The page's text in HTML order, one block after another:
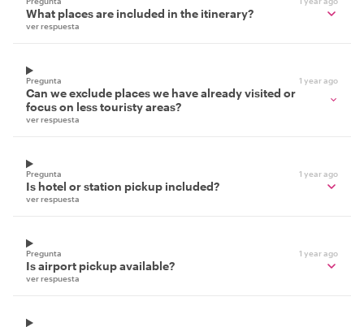
What places are included in the itinerary?
ver respuesta
Pregunta 1 year ago
Can we exclude places we have already visited or
focus on less touristy areas?
ver respuesta
Pregunta 1 year ago
Is hotel or station pickup included?
ver respuesta
Pregunta 1 year ago
Is airport pickup available?
ver respuesta